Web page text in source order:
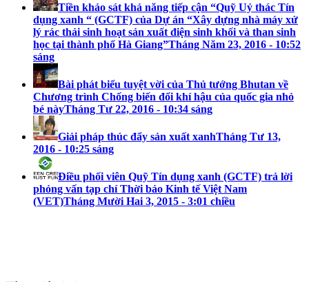
Tiền khảo sát khả năng tiếp cận “Quỹ Uỷ thác Tín
dụng xanh “ (GCTF) của Dự án “Xây dựng nhà máy xử
lý rác thải sinh hoạt sản xuất điện sinh khối và than sinh
học tại thành phố Hà Giang”Tháng Năm 23, 2016 - 10:52
sáng
Bài phát biểu tuyệt vời của Thủ tướng Bhutan về
Chương trình Chống biến đổi khí hậu của quốc gia nhỏ
bé nàyTháng Tư 22, 2016 - 10:34 sáng
Giải pháp thúc đẩy sản xuất xanhTháng Tư 13,
2016 - 10:25 sáng
Điều phối viên Quỹ Tín dụng xanh (GCTF) trả lời
phỏng vấn tạp chí Thời báo Kinh tế Việt Nam
(VET)Tháng Mười Hai 3, 2015 - 3:01 chiều